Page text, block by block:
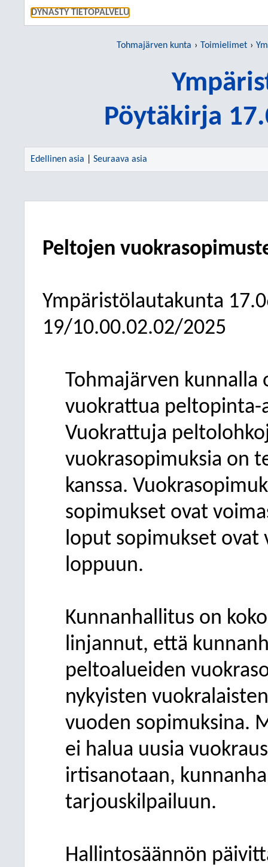
DYNASTY TIETOPALVELU
Tohmajärven kunta Toimielimet
Pöytäkirja
Edellinen asia Seuraava asia
Peltojen
Ympäristölautakunta
19/10.00.02.02/2025
Tohmajärven
vuokrattua peltopinta-
Vuokrattuja
vuokrasopimuksia on
kanssa.
sopimukset ovat
loput sopimukset ovat
loppuun.
Kunnanhallitus on
linjannut, että
peltoalueiden
nykyisten
vuoden sopimuksina.
ei halua uusia
irtisanotaan,
tarjouskilpailuun.
Hallintosäännön